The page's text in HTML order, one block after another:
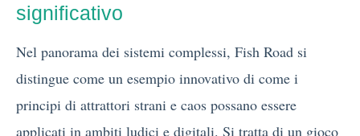
significativo
Nel panorama dei sistemi complessi, Fish Road si
distingue come un esempio innovativo di come i
principi di attrattori strani e caos possano essere
applicati in ambiti ludici e digitali. Si tratta di un gioco